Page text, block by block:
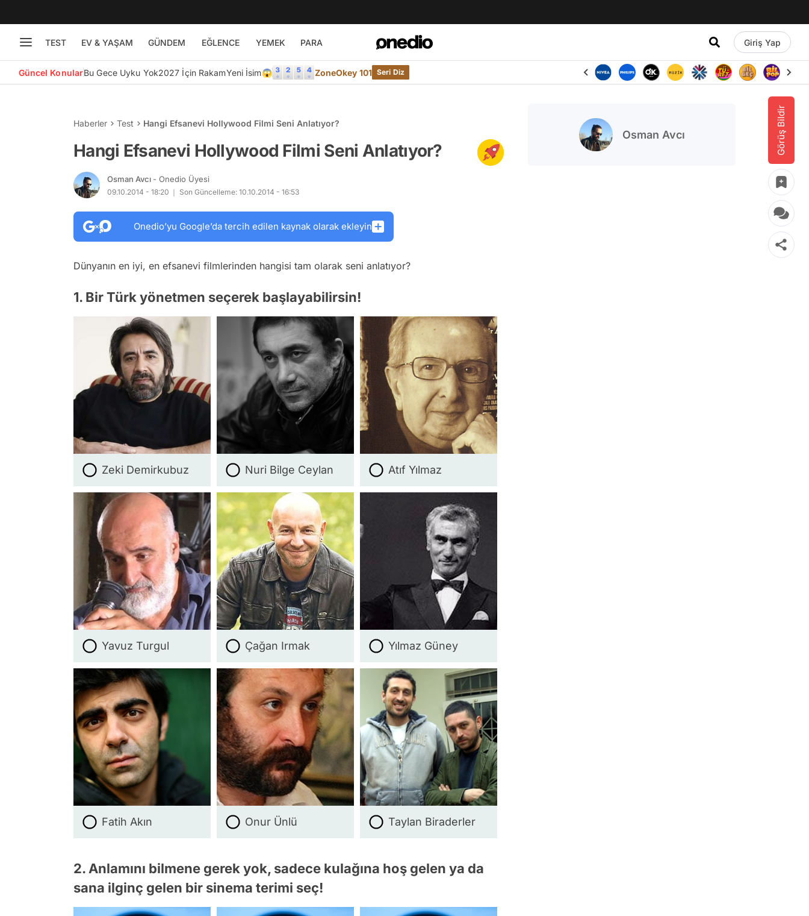
TEST EV & YAŞAM GÜNDEM EĞLENCE YEMEK PARA Giriş Yap
Güncel KonularBu Gece Uyku Yok2027 İçin RakamYeni İsim😱 ZoneOkey 101 Seri Diz
Görüş Bildir
Haberler Test Hangi Efsanevi Hollywood Filmi Seni Anlatıyor?
Hangi Efsanevi Hollywood Filmi Seni Anlatıyor?
Osman Avcı - Onedio Üyesi
09.10.2014 - 18:20 Son Güncelleme: 10.10.2014 - 16:53
Onedio’yu Google’da tercih edilen kaynak olarak ekleyin
Dünyanın en iyi, en efsanevi filmlerinden hangisi tam olarak seni anlatıyor?
1. Bir Türk yönetmen seçerek başlayabilirsin!
Zeki Demirkubuz Nuri Bilge Ceylan Atıf Yılmaz
Yavuz Turgul Çağan Irmak Yılmaz Güney
Fatih Akın Onur Ünlü Taylan Biraderler
2. Anlamını bilmene gerek yok, sadece kulağına hoş gelen ya da
sana ilginç gelen bir sinema terimi seç!
Osman Avcı